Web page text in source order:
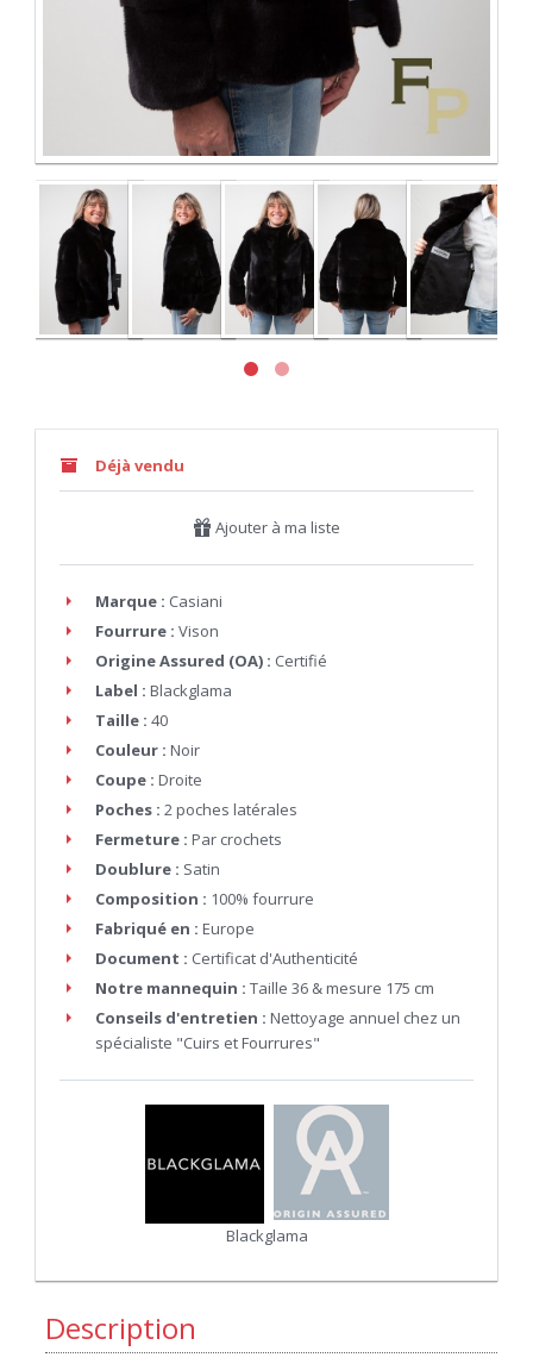
Déjà vendu
Ajouter à ma liste
Marque : Casiani
Fourrure : Vison
Origine Assured (OA) : Certifié
Label : Blackglama
Taille : 40
Couleur : Noir
Coupe : Droite
Poches : 2 poches latérales
Fermeture : Par crochets
Doublure : Satin
Composition : 100% fourrure
Fabriqué en : Europe
Document : Certificat d'Authenticité
Notre mannequin : Taille 36 & mesure 175 cm
Conseils d'entretien : Nettoyage annuel chez un
spécialiste "Cuirs et Fourrures"
Blackglama
Description